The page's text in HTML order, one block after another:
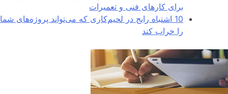
برای کارهای فنی و تعمیرات
10 اشتباه رایج در لحیم‌کاری که می‌تواند پروژه‌های شما
را خراب کند